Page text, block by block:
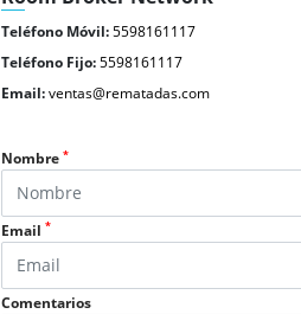
Teléfono Móvil:5598161117
Teléfono Fijo:5598161117
Email:ventas@rematadas.com
Nombre*
Email*
Comentarios